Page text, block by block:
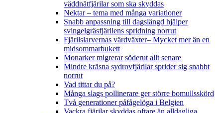
väddnätfjärilar som ska skyddas
Nektar – tema med många variationer
Snabb anpassning till dagslängd hjälper
svingelgräsfjärilens spridning norrut
Fjärilslarvernas värdväxter– Mycket mer än en
midsommarbukett
Monarker migrerar söderut allt senare
Mindre kräsna sydrovfjärilar sprider sig snabbt
norrut
Vad tittar du på?
Många slags pollinerare ger större bomullsskörd
Två generationer påfågelöga i Belgien
Vackra fjärilar skyddas oftare än alldagliga